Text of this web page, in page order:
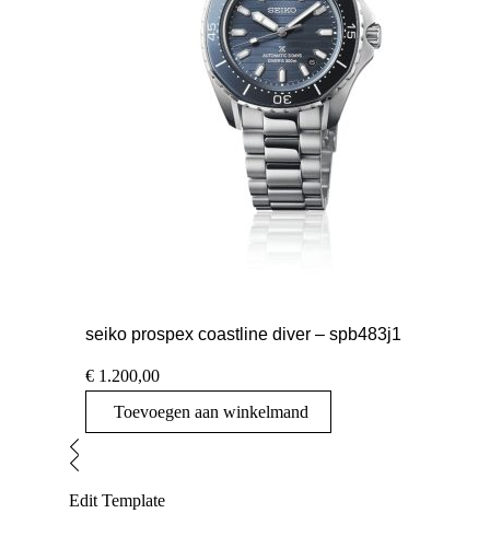
seiko prospex coastline diver – spb483j1
€ 1.200,00
Toevoegen aan winkelmand
Edit Template